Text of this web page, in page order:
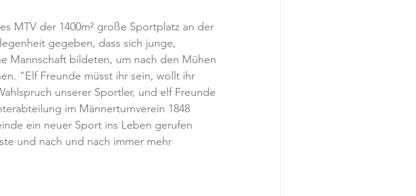
MTV der 1400m² große Sportplatz an der
gegeben, dass sich junge,
Mannschaft bildeten, um nach den Mühen
"Elf Freunde müsst ihr sein, wollt ihr
unserer Sportler, und elf Freunde
im Männerturnverein 1848
ein neuer Sport ins Leben gerufen
und nach und nach immer mehr